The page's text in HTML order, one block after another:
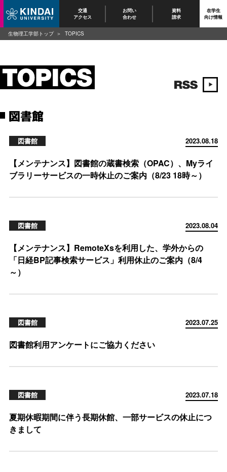
交通
アクセス
お問い
合わせ
資料
請求
在学生
向け情報
図書館
2023.08.18
図書館
【メンテナンス】図書館の蔵書検索（OPAC）、Myライ
ブラリーサービスの一時休止のご案内（8/23 18時～）
2023.08.04
図書館
【メンテナンス】RemoteXsを利用した、学外からの
「日経BP記事検索サービス」利用休止のご案内（8/4
～）
2023.07.25
図書館
図書館利用アンケートにご協力ください
2023.07.18
図書館
夏期休暇期間に伴う長期休館、一部サービスの休止につ
きまして
生物理工学部トップ TOPICS